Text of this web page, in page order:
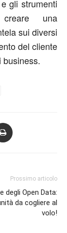
gli strumenti
una
sui diversi
del cliente
business.
Prossimo articolo
degli Open Data:
da cogliere al
volo!